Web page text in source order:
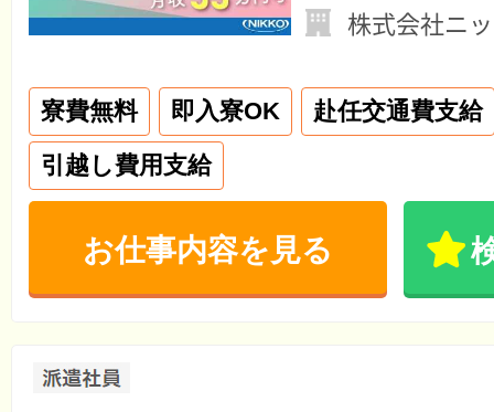
株式会社ニ
寮費無料 即入寮OK
赴任交通費支給
引越し費用支給
お仕事内容を見る